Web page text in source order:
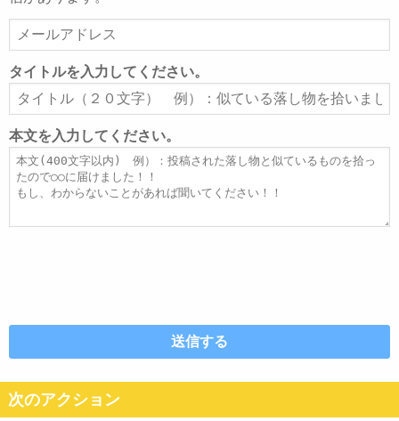
ー
ル
ア
ド
レ
ス
タイトルを入力してください。
タ
イ
ト
ル
本文を入力してください。
本
文
次のアクション